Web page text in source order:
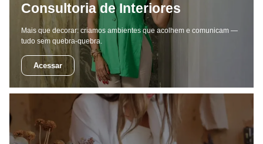
Consultoria de Interiores
Mais que decorar: criamos ambientes que acolhem e comunicam —
tudo sem quebra-quebra.
Acessar